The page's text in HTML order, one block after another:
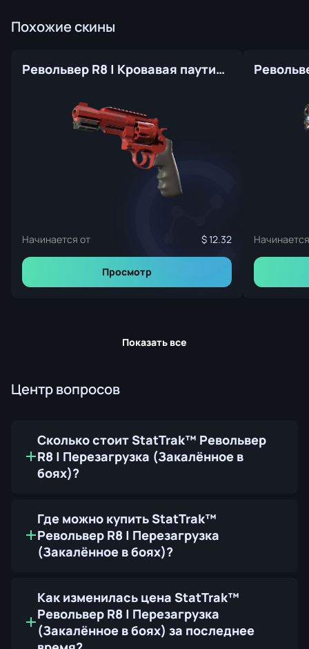
Похожие скины
Револьвер R8 | Кровавая паутина (Прямо с завода)
Начинается от 12.32
Просмотр
Показать все
Центр вопросов
Сколько стоит StatTrak™ Револьвер
R8 | Перезагрузка (Закалённое в
боях)?
Где можно купить StatTrak™
Револьвер R8 | Перезагрузка
(Закалённое в боях)?
Как изменилась цена StatTrak™
Револьвер R8 | Перезагрузка
(Закалённое в боях) за последнее